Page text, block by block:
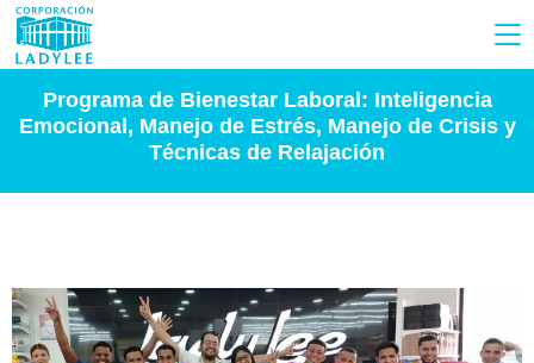
Programa de Bienestar Laboral: Inteligencia
Emocional, Manejo de Estrés, Manejo de Crisis y
Técnicas de Relajación